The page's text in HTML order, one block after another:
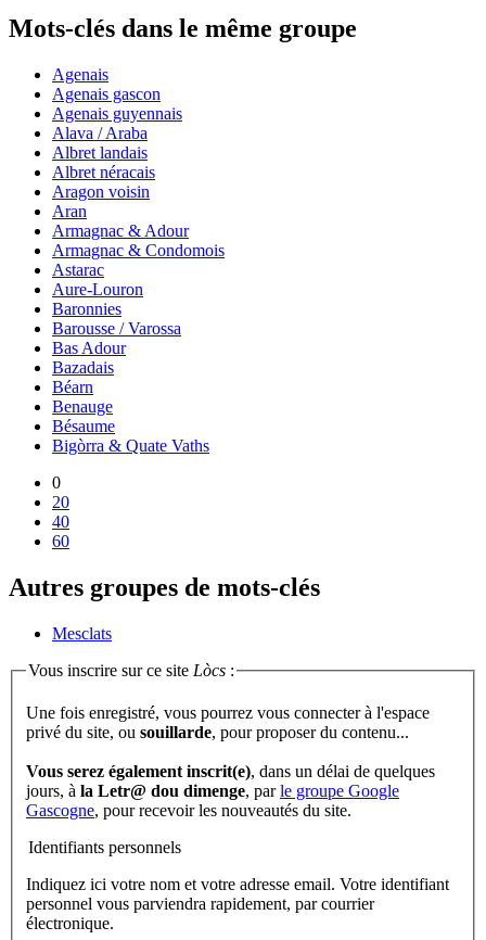
Mots-clés dans le même groupe
Agenais
Agenais gascon
Agenais guyennais
Alava / Araba
Albret landais
Albret néracais
Aragon voisin
Aran
Armagnac & Adour
Armagnac & Condomois
Astarac
Aure-Louron
Baronnies
Barousse / Varossa
Bas Adour
Bazadais
Béarn
Benauge
Bésaume
Bigòrra & Quate Vaths
0
20
40
60
Autres groupes de mots-clés
Mesclats
Vous inscrire sur ce site Lòcs :
Une fois enregistré, vous pourrez vous connecter à l'espace
privé du site, ou souillarde , pour proposer du contenu...
Vous serez également inscrit(e), dans un délai de quelques
jours, à la Letr@ dou dimenge, parle groupe Google
Gascogne, pour recevoir les nouveautés du site.
Identifiants personnels
Indiquez ici votre nom et votre adresse email. Votre identifiant
personnel vous parviendra rapidement, par courrier
électronique.